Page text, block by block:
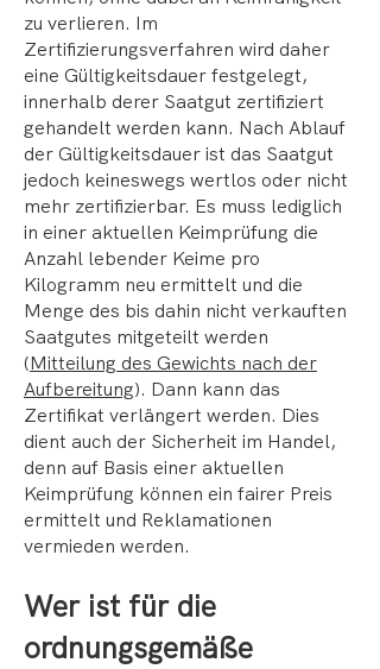
zu verlieren. Im
Zertifizierungsverfahren wird daher
eine Gültigkeitsdauer festgelegt,
innerhalb derer Saatgut zertifiziert
gehandelt werden kann. Nach Ablauf
der Gültigkeitsdauer ist das Saatgut
jedoch keineswegs wertlos oder nicht
mehr zertifizierbar. Es muss lediglich
in einer aktuellen Keimprüfung die
Anzahl lebender Keime pro
Kilogramm neu ermittelt und die
Menge des bis dahin nicht verkauften
Saatgutes mitgeteilt werden
(Mitteilung des Gewichts nach der
Aufbereitung). Dann kann das
Zertifikat verlängert werden. Dies
dient auch der Sicherheit im Handel,
denn auf Basis einer aktuellen
Keimprüfung können ein fairer Preis
ermittelt und Reklamationen
vermieden werden.
Wer ist für die
ordnungsgemäße